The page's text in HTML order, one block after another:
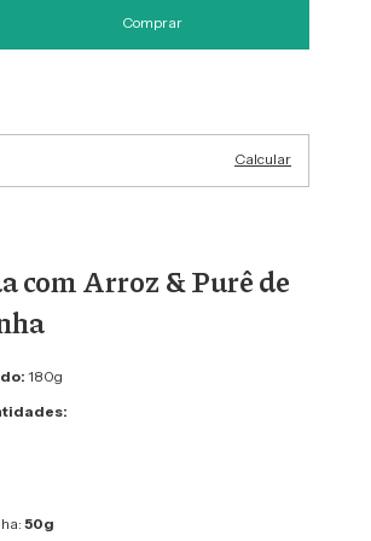
Calcular
com Arroz & Purê de
180g
50g